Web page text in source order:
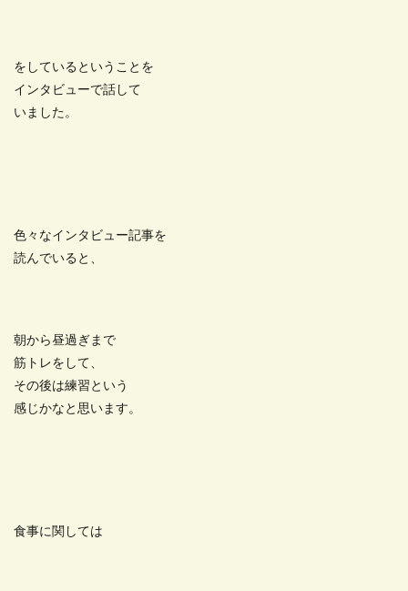
をしているということを
インタビューで話して
いました。
色々なインタビュー記事を
読んでいると、
朝から昼過ぎまで
筋トレをして、
その後は練習という
感じかなと思います。
食事に関しては